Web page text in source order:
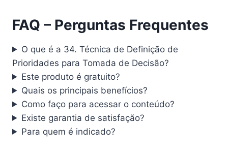
FAQ – Perguntas Frequentes
O que é a 34. Técnica de Definição de
Prioridades para Tomada de Decisão?
Este produto é gratuito?
Quais os principais benefícios?
Como faço para acessar o conteúdo?
Existe garantia de satisfação?
Para quem é indicado?